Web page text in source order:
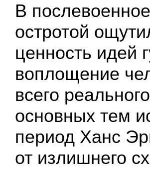
В
остротой
ценность идей
воплощение
всего
основных тем
период Ханс
от излишнего